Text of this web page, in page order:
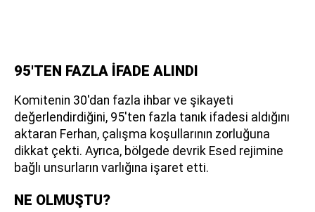
95'TEN FAZLA İFADE ALINDI
Komitenin 30'dan fazla ihbar ve şikayeti
değerlendirdiğini, 95'ten fazla tanık ifadesi aldığını
aktaran Ferhan, çalışma koşullarının zorluğuna
dikkat çekti. Ayrıca, bölgede devrik Esed rejimine
bağlı unsurların varlığına işaret etti.
NE OLMUŞTU?